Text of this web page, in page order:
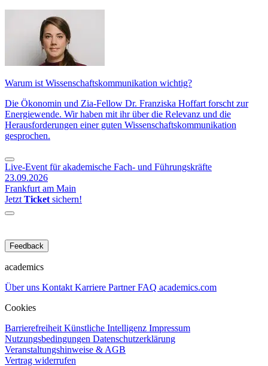
Warum ist Wissenschaftskommunikation wichtig?
Die Ökonomin und Zia-Fellow Dr. Franziska Hoffart forscht zur
Energiewende. Wir haben mit ihr über die Relevanz und die
Herausforderungen einer guten Wissenschaftskommunikation
gesprochen.
Live-Event für akademische Fach- und Führungskräfte
23.09.2026
Frankfurt am Main
Jetzt Ticket sichern!
Feedback
academics
Über uns Kontakt Karriere PartnerFAQ academics.com
Cookies
Barrierefreiheit Künstliche Intelligenz Impressum
Nutzungsbedingungen Datenschutzerklärung
Veranstaltungshinweise & AGB
Vertrag widerrufen